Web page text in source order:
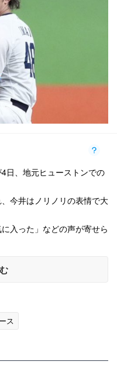
日、地元ヒューストンでの
今井はノリノリの表情で大
入った」などの声が寄せら
ス